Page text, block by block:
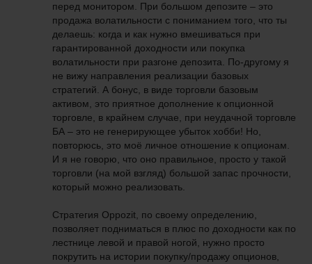
перед монитором. При большом депозите – это
продажа волатильности с пониманием того, что ты
делаешь: когда и как нужно вмешиваться при
гарантированной доходности или покупка
волатильности при разгоне депозита. По-другому я
не вижу направления реализации базовых
стратегий. А бонус, в виде торговли базовым
активом, это приятное дополнение к опционной
торговле, в крайнем случае, при неудачной торговле
БА – это не генерирующее убыток хобби! Но,
повторюсь, это моё личное отношение к опционам.
И я не говорю, что оно правильное, просто у такой
торговли (на мой взгляд) большой запас прочности,
который можно реализовать.
Стратегия Oppozit, по своему определению,
позволяет подниматься в плюс по доходности как по
лестнице левой и правой ногой, нужно просто
покрутить на истории покупку/продажу опционов,